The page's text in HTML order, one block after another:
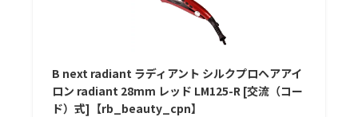
B next radiant ラディアント シルクプロヘアアイ
ロン radiant 28mm レッド LM125-R [交流（コー
ド）式]【rb_beauty_cpn】